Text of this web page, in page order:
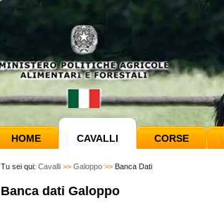
HOME CAVALLI CORSE
Tu sei qui: Cavalli >> Galoppo >> Banca Dati
Banca dati Galoppo